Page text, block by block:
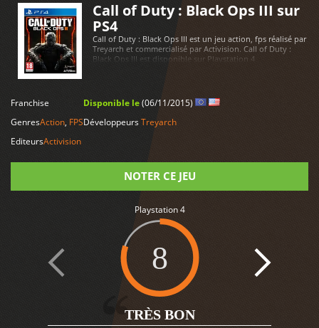
Call of Duty : Black Ops III sur
PS4
Call of Duty : Black Ops III est un jeu action, fps réalisé par
Treyarch et commercialisé par Activision. Call of Duty :
Black Ops III est disponible sur Playstation 4
Franchise
GenresAction, FPS
EditeursActivision
Disponible le(06/11/2015)
DéveloppeursTreyarch
NOTER CE JEU
Playstation 4
8
TRÈS BON